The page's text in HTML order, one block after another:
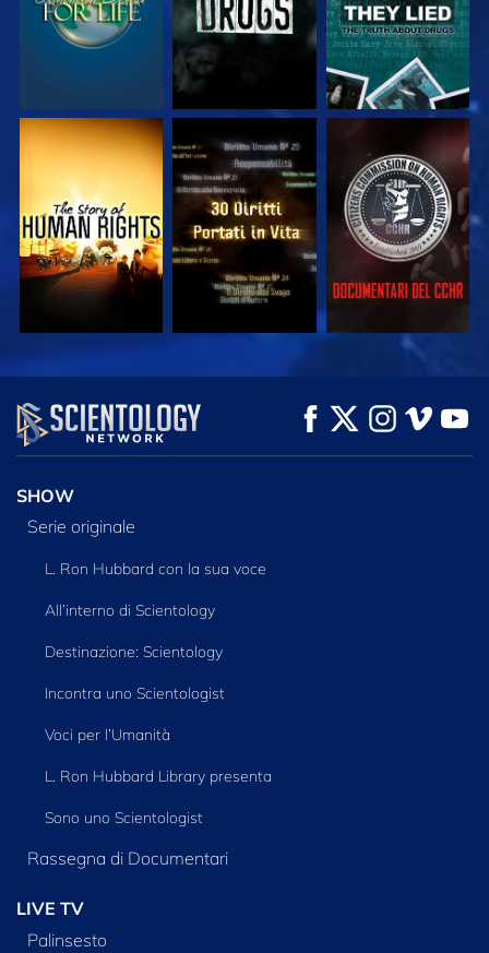
GUARDA GUARDA GUARDA
GUARDA
ESPLORA LE
SERIE
SHOW
Serie originale
L. Ron Hubbard con la sua voce
All’interno di Scientology
Destinazione: Scientology
Incontra uno Scientologist
Voci per l’Umanità
L. Ron Hubbard Library presenta
Sono uno Scientologist
Rassegna di Documentari
LIVE TV
Palinsesto